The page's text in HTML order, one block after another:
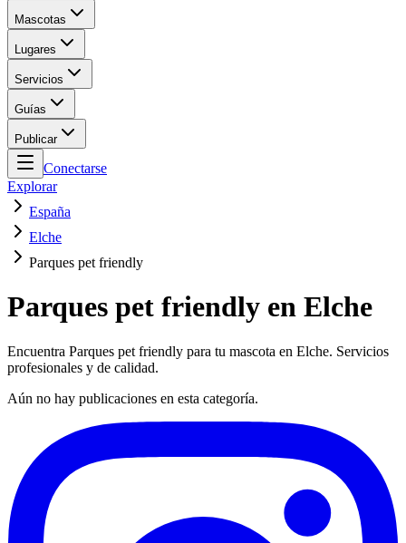
Mascotas
Lugares
Servicios
Guías
Publicar
Conectarse
Explorar
España
Elche
Parques pet friendly
Parques pet friendly en Elche
Encuentra Parques pet friendly para tu mascota en Elche. Servicios
profesionales y de calidad.
Aún no hay publicaciones en esta categoría.